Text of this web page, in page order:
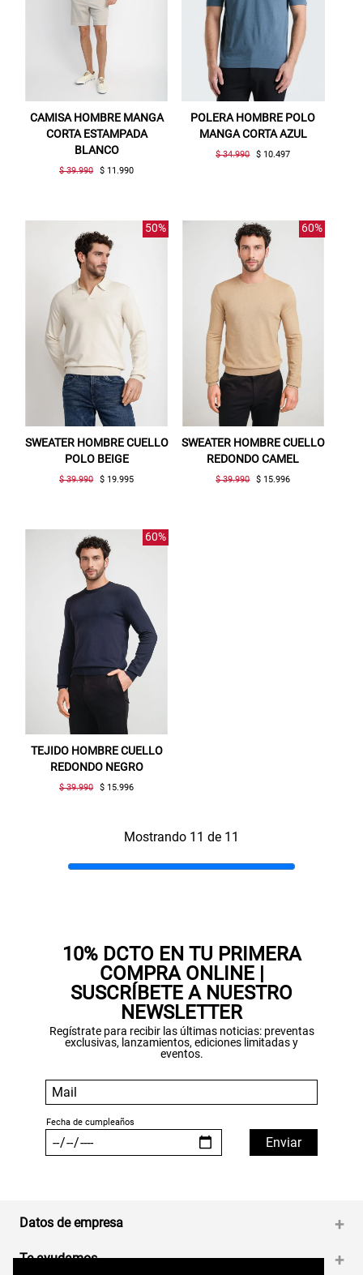
CAMISA HOMBRE MANGA
CORTA ESTAMPADA
BLANCO
$ 39.990 $ 11.990
POLERA HOMBRE POLO
MANGA CORTA AZUL
$ 34.990 $ 10.497
50%
SWEATER HOMBRE CUELLO
POLO BEIGE
$ 39.990 $ 19.995
60%
SWEATER HOMBRE CUELLO
REDONDO CAMEL
$ 39.990 $ 15.996
60%
TEJIDO HOMBRE CUELLO
REDONDO NEGRO
$ 39.990 $ 15.996
Mostrando 11 de 11
10% DCTO EN TU PRIMERA
COMPRA ONLINE |
SUSCRÍBETE A NUESTRO
NEWSLETTER
Regístrate para recibir las últimas noticias: preventas
exclusivas, lanzamientos, ediciones limitadas y
eventos.
Gracias por inscribirte!
Aquí esta tu cupón, usalo en tu siguiente
compra. Valido por 72 hrs.
Datos de empresa +
Te ayudamos +